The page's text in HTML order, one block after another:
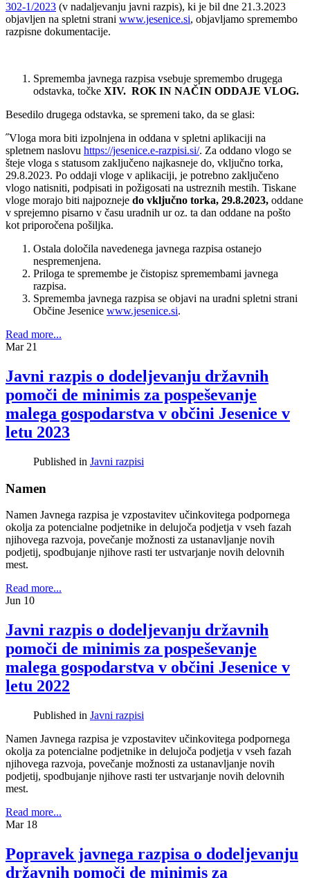
302-1/2023 (v nadaljevanju javni razpis), ki je bil dne 21.3.2023
objavljen na spletni strani www.jesenice.si, objavljamo spremembo
razpisne dokumentacije.
Sprememba javnega razpisa vsebuje spremembo drugega
odstavka, točke XIV. ROK IN NAČIN ODDAJE VLOG.
Besedilo drugega odstavka, se spremeni tako, da se glasi:
˝Vloga mora biti izpolnjena in oddana v spletni aplikaciji na
spletnem naslovu https://jesenice.e-razpisi.si/. Za oddano vlogo se
šteje vloga s statusom zaključeno najkasneje do, vključno torka,
29.8.2023. Po oddaji vloge v aplikaciji, je potrebno zaključeno
vlogo natisniti, podpisati in požigosati na ustreznih mestih. Tiskane
vloge morajo biti najpozneje do vključno torka, 29.8.2023, oddane
v sprejemno pisarno v času uradnih ur oz. ta dan oddane na pošto
kot priporočena pošiljka.
Ostala določila navedenega javnega razpisa ostanejo
nespremenjena.
Priloga te spremembe je čistopisz spremembami javnega
razpisa.
Sprememba javnega razpisa se objavi na uradni spletni strani
Občine Jesenice www.jesenice.si.
Read more...
Mar 21
Javni razpis o dodeljevanju državnih
pomoči de minimis za pospeševanje
malega gospodarstva v občini Jesenice v
letu 2023
Published in Javni razpisi
Namen
Namen Javnega razpisa je vzpostavitev učinkovitega podpornega
okolja za potencialne podjetnike in delujoča podjetja v vseh fazah
njihovega razvoja, povečanje možnosti za ustanavljanje novih
podjetij, spodbujanje njihove rasti ter ustvarjanje novih delovnih
mest.
Read more...
Jun 10
Javni razpis o dodeljevanju državnih
pomoči de minimis za pospeševanje
malega gospodarstva v občini Jesenice v
letu 2022
Published in Javni razpisi
Namen Javnega razpisa je vzpostavitev učinkovitega podpornega
okolja za potencialne podjetnike in delujoča podjetja v vseh fazah
njihovega razvoja, povečanje možnosti za ustanavljanje novih
podjetij, spodbujanje njihove rasti ter ustvarjanje novih delovnih
mest.
Read more...
Mar 18
Popravek javnega razpisa o dodeljevanju
državnih pomoči de minimis za